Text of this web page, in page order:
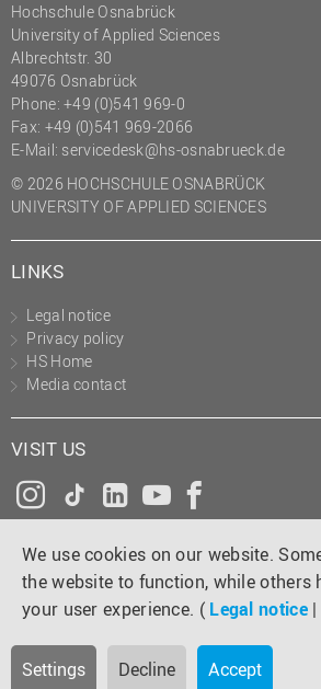
We use cookies on our website.
the website to function, while others
your user experience. ( Legal notice |
Settings Decline Accept
Hochschule Osnabrück
University of Applied Sciences
Albrechtstr. 30
49076 Osnabrück
Phone: +49 (0)541 969-0
Fax: +49 (0)541 969-2066
E-Mail: servicedesk@hs-osnabrueck.de
© 2026 HOCHSCHULE OSNABRÜCK
UNIVERSITY OF APPLIED SCIENCES
LINKS
Legal notice
Privacy policy
HS Home
Media contact
VISIT US
Instagram
Tiktok
LinkedInYouTube